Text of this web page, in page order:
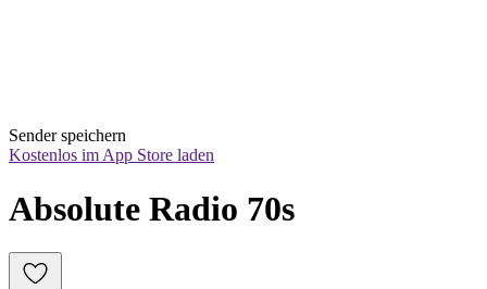
Sender speichern
Kostenlos im App Store laden
Absolute Radio 70s